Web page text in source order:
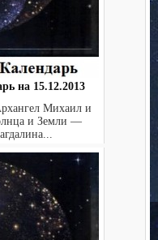
на 15.12.2013
Михаил и
и Земли —